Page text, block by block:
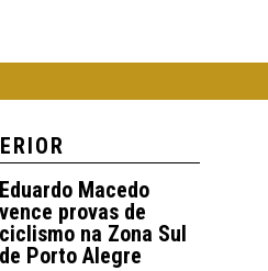
Eduardo Macedo
vence provas de
ciclismo na Zona Sul
de Porto Alegre